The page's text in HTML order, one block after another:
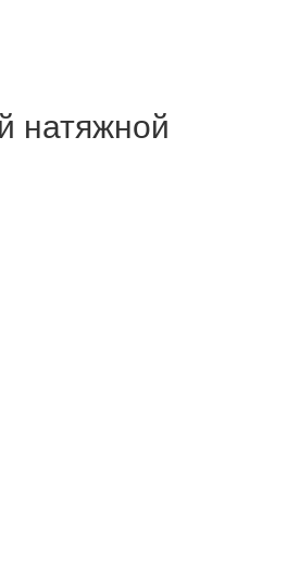
натяжной